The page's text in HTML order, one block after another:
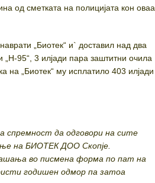
од сметката на полицијата кон оваа
„Биотек“ и` доставил над два
95“, 3 илјади пара заштитни очила
на „Биотек“ му исплатило 403 илјади
спремност да одговори на сите
на БИОТЕК ДОО Скопје.
во писмена форма по пат на
годишен одмор па затоа